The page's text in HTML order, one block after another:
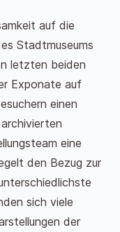
auf die
Stadtmuseums
letzten beiden
Exponate auf
einen
eine
den Bezug zur
sich viele
der